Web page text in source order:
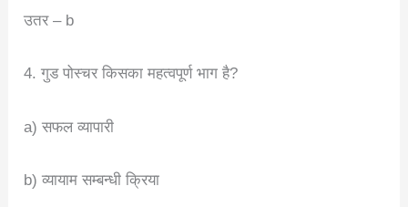
उतर – b
4. गुड पोस्चर किसका महत्वपूर्ण भाग है?
a) सफल व्यापारी
b) व्यायाम सम्बन्धी क्रिया